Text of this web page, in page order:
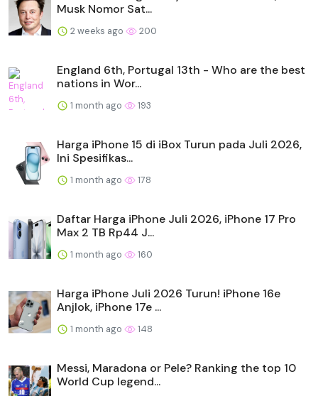
Musk Nomor Sat...
2 weeks ago 200
England 6th, Portugal 13th - Who are the best
nations in Wor...
1 month ago 193
Harga iPhone 15 di iBox Turun pada Juli 2026,
Ini Spesifikas...
1 month ago 178
Daftar Harga iPhone Juli 2026, iPhone 17 Pro
Max 2 TB Rp44 J...
1 month ago 160
Harga iPhone Juli 2026 Turun! iPhone 16e
Anjlok, iPhone 17e ...
1 month ago 148
Messi, Maradona or Pele? Ranking the top 10
World Cup legend...